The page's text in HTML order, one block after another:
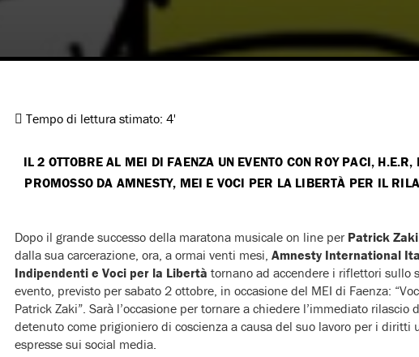
Tempo di lettura stimato: 4'
IL 2 OTTOBRE AL MEI DI FAENZA UN EVENTO CON ROY PACI,
PROMOSSO DA AMNESTY, MEI E VOCI PER LA LIBERTÀ PER IL
Dopo il grande successo della maratona musicale on line per Patrick Zaki
dalla sua carcerazione, ora, a ormai venti mesi, Amnesty International
Indipendenti e Voci per la Libertà tornano ad accendere i riflettori sullo
evento, previsto per sabato 2 ottobre, in occasione del MEI di Faenza:
Patrick Zaki”. Sarà l’occasione per tornare a chiedere l’immediato
detenuto come prigioniero di coscienza a causa del suo lavoro per i
espresse sui social media.